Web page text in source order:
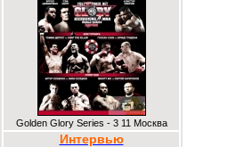
Golden Glory Series - 3 11 Москва
Интервью